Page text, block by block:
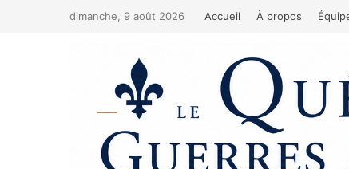
dimanche, 9 août 2026 Accueil À propos